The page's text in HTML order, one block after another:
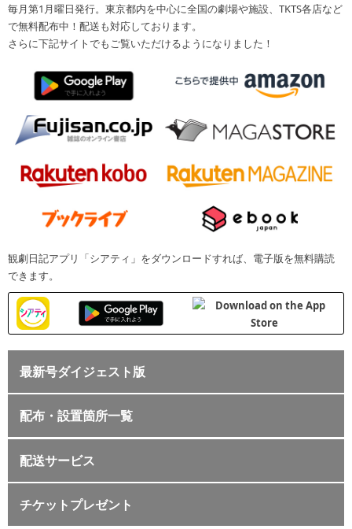
毎月第1月曜日発行。東京都内を中心に全国の劇場や施設、TKTS各店など
で無料配布中！配送も対応しております。
さらに下記サイトでもご覧いただけるようになりました！
観劇日記アプリ「シアティ」をダウンロードすれば、電子版を無料購読
できます。
最新号ダイジェスト版
配布・設置箇所一覧
配送サービス
チケットプレゼント